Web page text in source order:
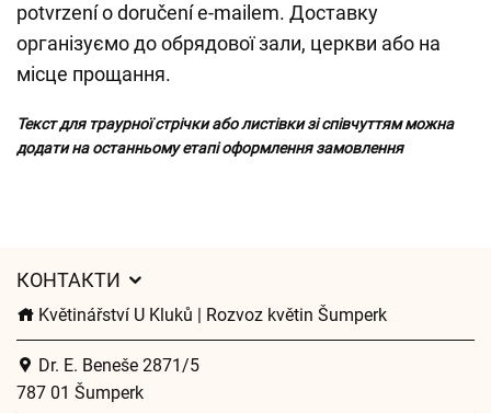
potvrzení o doručení e-mailem. Доставку
організуємо до обрядової зали, церкви або на
місце прощання.
Текст для траурної стрічки або листівки зі співчуттям можна
додати на останньому етапі оформлення замовлення
КОНТАКТИ
Květinářství U Kluků | Rozvoz květin Šumperk
Dr. E. Beneše 2871/5
787 01 Šumperk